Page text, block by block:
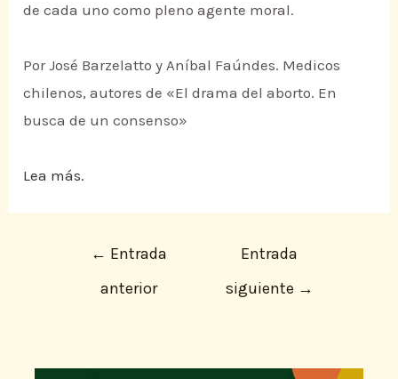
de cada uno como pleno agente moral.
Por José Barzelatto y Aníbal Faúndes. Medicos
chilenos, autores de «El drama del aborto. En
busca de un consenso»
Lea más.
← Entrada
anterior
Entrada
siguiente →